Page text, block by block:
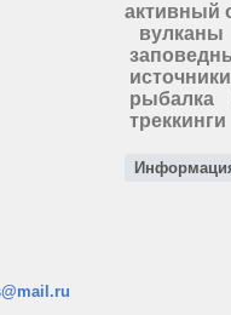
активный
вулканы
источники
рыбалка
треккинги